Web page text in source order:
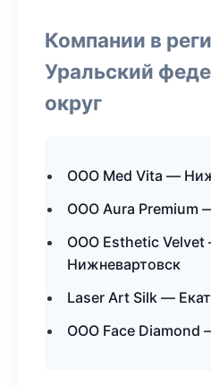
Компании в
Уральский
округ
ООО Med Vita —
ООО Aura Premium
ООО Esthetic
Нижневартовск
Laser Art Silk —
ООО Face Diamond